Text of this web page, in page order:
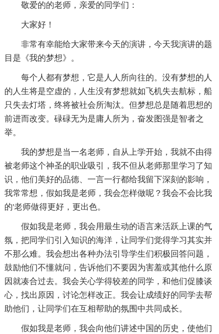
敬爱的的老师，亲爱的同学们：
大家好！
非常有幸能给大家带来今天的演讲，今天我演讲的题
目是《我的梦想》。
每个人都有梦想，它是人人所向往的。没有梦想的人
的人生将是空虚的，人生没有梦想就如飞机失去航标，船
只失去灯塔，终将被社会所淘汰。但梦想总是随着思想的
前进而改变。碌碌无为是庸人所为，奋发图强是智者之
举。
我的梦想是当一名老师，自从上学开始，我就不由得
被老师这个神圣的职业吸引，我不但从老师那里学习了知
识，他们美好的品德、一言一行都给我留下深刻的影响，
我常常想，假如我是老师，我会怎样做呢？我会不会比我
的'老师做得更好，更出色。
假如我是老师，我会用最生动的语言来活跃上课的气
氛，把同学们引入知识的海洋，让同学们觉得学习其实并
不那么难。我会想出各种办法引导学生们积极回答问题，
鼓励他们不懂就问，告诉他们不要因为害羞或其他什么原
因就凑合过去。我会关心学得较差的同学，和他们促膝谈
心，找出原因，讨论怎样改正。我会让成绩好的同学去帮
助他们，让同学们在互相帮助的氛围中共同成长。
假如我是老师，我会向他们讲述中国的历史，使他们